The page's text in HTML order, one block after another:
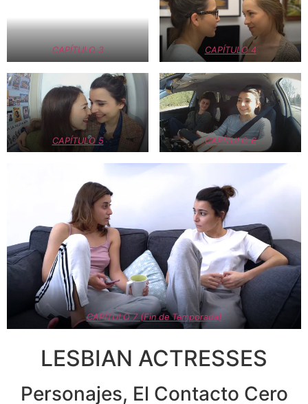
CAPÍTULO 3 CAPÍTULO 4
CAPÍTULO 5 CAPÍTULO 6
CAPÍTULO 7 (Fin de Temporada)
LESBIAN ACTRESSES
Personajes, El Contacto Cero